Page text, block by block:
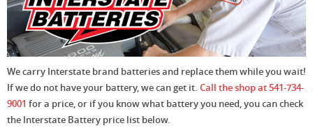
We carry Interstate brand batteries and replace them while you wait!
If we do not have your battery, we can get it. Call the shop at 541-734-
9001 for a price, or if you know what battery you need, you can check
the Interstate Battery price list below.